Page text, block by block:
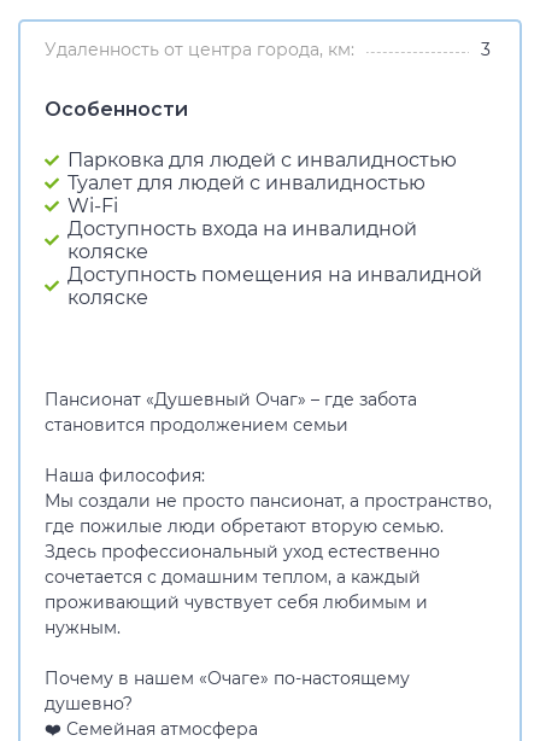
Удаленность от центра города, км: 3
Особенности
Парковка для людей с инвалидностью
Туалет для людей с инвалидностью
Wi-Fi
Доступность входа на инвалидной
коляске
Доступность помещения на инвалидной
коляске
Пансионат «Душевный Очаг» – где забота
становится продолжением семьи
Наша философия:
Мы создали не просто пансионат, а пространство,
где пожилые люди обретают вторую семью.
Здесь профессиональный уход естественно
сочетается с домашним теплом, а каждый
проживающий чувствует себя любимым и
нужным.
Почему в нашем «Очаге» по-настоящему
душевно?
❤️ Семейная атмосфера